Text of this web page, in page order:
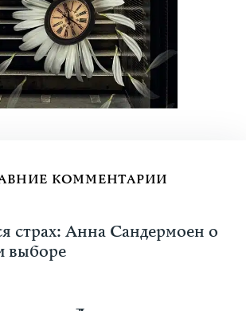
КОММЕНТАРИИ
страх: Анна Сандермоен о
выборе